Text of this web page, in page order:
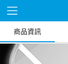
商品資訊